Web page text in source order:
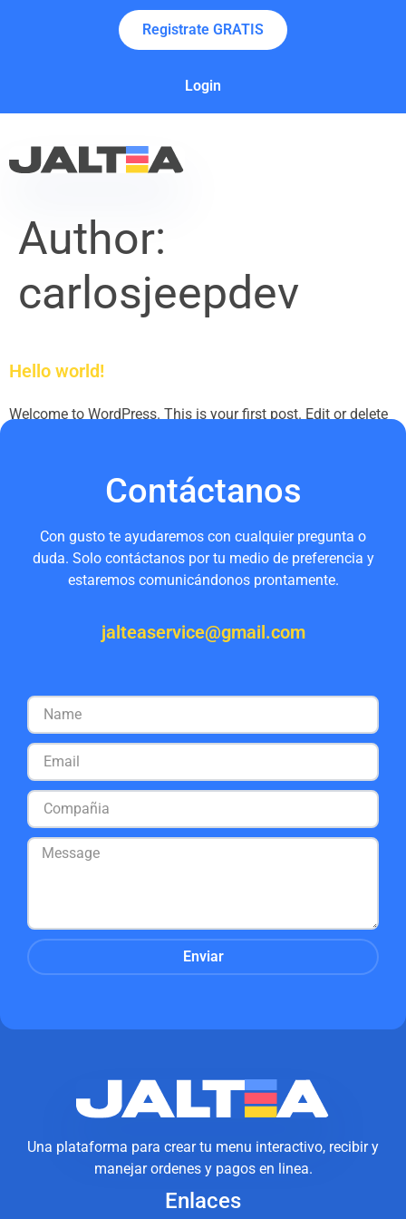
Registrate GRATIS
Login
Author:
carlosjeepdev
Hello world!
Welcome to WordPress. This is your first post. Edit or delete
Contáctanos
Con gusto te ayudaremos con cualquier pregunta o
duda. Solo contáctanos por tu medio de preferencia y
estaremos comunicándonos prontamente.
jalteaservice@gmail.com
Enviar
Una plataforma para crear tu menu interactivo, recibir y
manejar ordenes y pagos en linea.
Enlaces